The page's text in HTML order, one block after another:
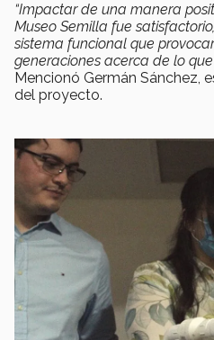
“Impactar de una manera
Museo Semilla fue
sistema funcional que
generaciones acerca de lo
Mencionó Germán Sánchez,
del proyecto.